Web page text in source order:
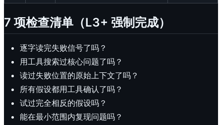
7 项检查清单（L3+ 强制完成）
逐字读完失败信号了吗？
用工具搜索过核心问题了吗？
读过失败位置的原始上下文了吗？
所有假设都用工具确认了吗？
试过完全相反的假设吗？
能在最小范围内复现问题吗？